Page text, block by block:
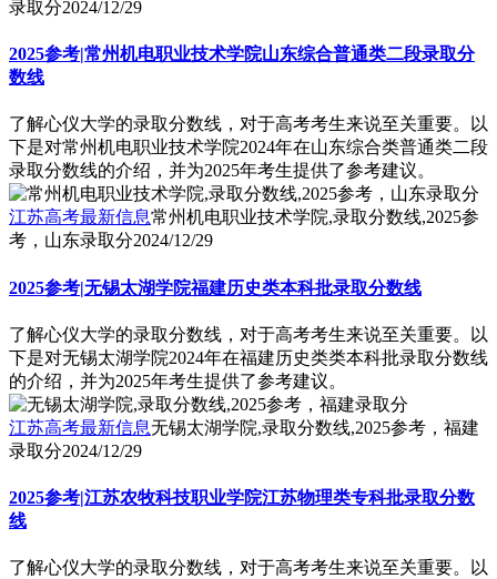
录取分2024/12/29
2025参考|常州机电职业技术学院山东综合普通类二段录取分
数线
了解心仪大学的录取分数线，对于高考考生来说至关重要。以
下是对常州机电职业技术学院2024年在山东综合类普通类二段
录取分数线的介绍，并为2025年考生提供了参考建议。
江苏高考最新信息常州机电职业技术学院,录取分数线,2025参
考，山东录取分2024/12/29
2025参考|无锡太湖学院福建历史类本科批录取分数线
了解心仪大学的录取分数线，对于高考考生来说至关重要。以
下是对无锡太湖学院2024年在福建历史类类本科批录取分数线
的介绍，并为2025年考生提供了参考建议。
江苏高考最新信息无锡太湖学院,录取分数线,2025参考，福建
录取分2024/12/29
2025参考|江苏农牧科技职业学院江苏物理类专科批录取分数
线
了解心仪大学的录取分数线，对于高考考生来说至关重要。以